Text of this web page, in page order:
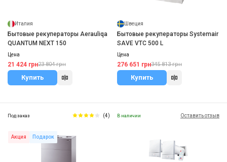
Италия
Бытовые рекуператоры Aerauliqa
QUANTUM NEXT 150
Цена
21 424 грн23 804 грн
Купить
Швеция
Бытовые рекуператоры Systemair
SAVE VTC 500 L
Цена
276 651 грн345 813 грн
Купить
Под заказ (4)
Акция Подарок
В наличии Оставить отзыв